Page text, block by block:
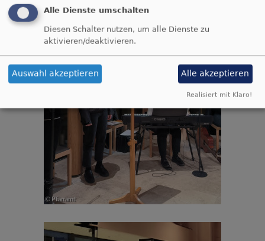
Alle Dienste umschalten
Diesen Schalter nutzen, um alle Dienste zu
aktivieren/deaktivieren.
Auswahl akzeptieren Alle akzeptieren
Realisiert mit Klaro!